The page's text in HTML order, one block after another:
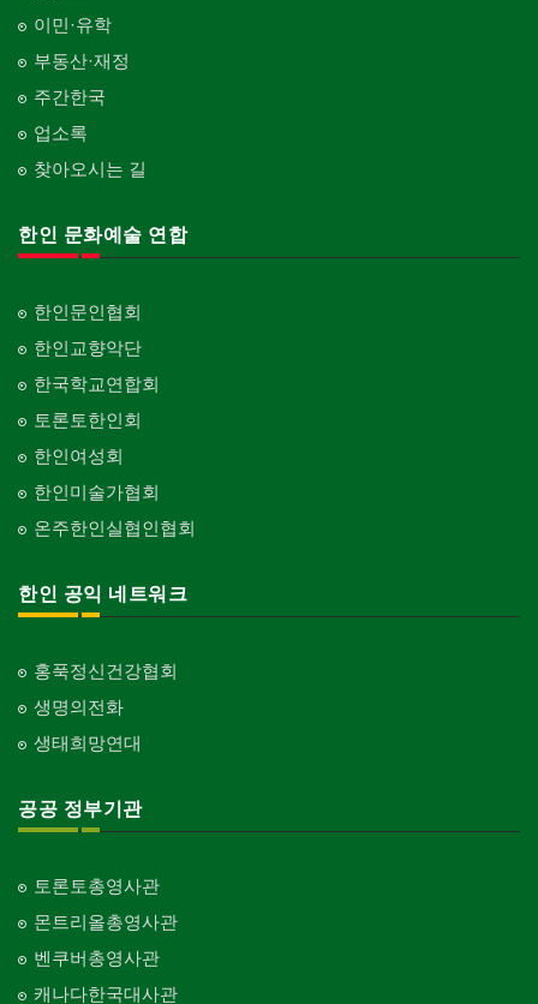
이민·유학
부동산·재정
주간한국
업소록
찾아오시는 길
한인 문화예술 연합
한인문인협회
한인교향악단
한국학교연합회
토론토한인회
한인여성회
한인미술가협회
온주한인실협인협회
한인 공익 네트워크
홍푹정신건강협회
생명의전화
생태희망연대
공공 정부기관
토론토총영사관
몬트리올총영사관
벤쿠버총영사관
캐나다한국대사관